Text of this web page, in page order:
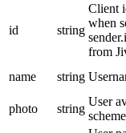
id string
Client
when
from
name string
photo
string
User